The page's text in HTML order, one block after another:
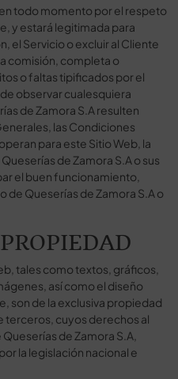
todo momento por el respeto
y estará legitimada para
el Servicio o excluir al Cliente
comisión, completa o
o faltas tipificados por el
observar cualesquiera
de Zamora S.A resulten
las Condiciones
para este Sitio Web, la
de Zamora S.A o sus
el buen funcionamiento,
Queserías de Zamora S.A o
tales como textos, gráficos,
así como el diseño
son de la exclusiva propiedad
terceros, cuyos derechos al
de Zamora S.A,
la legislación nacional e